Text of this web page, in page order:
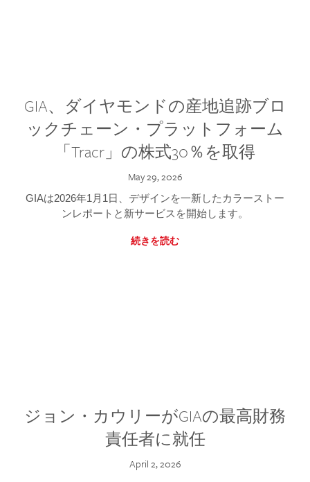
GIA、ダイヤモンドの産地追跡ブロ
ックチェーン・プラットフォーム
「Tracr」の株式30％を取得
May 29, 2026
GIAは2026年1月1日、デザインを一新したカラーストー
ンレポートと新サービスを開始します。
続きを読む
ジョン・カウリーがGIAの最高財務
責任者に就任
April 2, 2026